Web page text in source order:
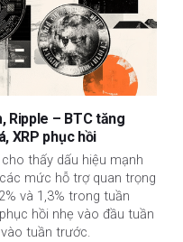
Ripple – BTC tăng
XRP phục hồi
thấy dấu hiệu mạnh
mức hỗ trợ quan trọng
và 1,3% trong tuần
hồi nhẹ vào đầu tuần
tuần trước.